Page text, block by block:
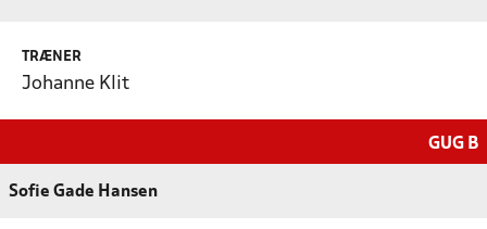
TRÆNER
Johanne Klit
GUG B
Sofie Gade Hansen